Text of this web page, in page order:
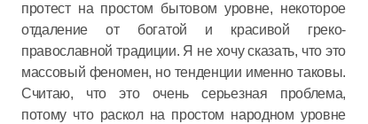
протест на простом бытовом уровне, некоторое
отдаление от богатой и красивой греко-
православной традиции. Я не хочу сказать, что это
массовый феномен, но тенденции именно таковы.
Считаю, что это очень серьезная проблема,
потому что раскол на простом народном уровне